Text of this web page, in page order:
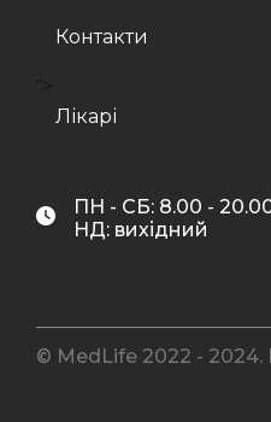
Контакти
Лікарі
ПН - СБ: 8.00 -
НД: вихідний
© MedLife 2022 - 2024.